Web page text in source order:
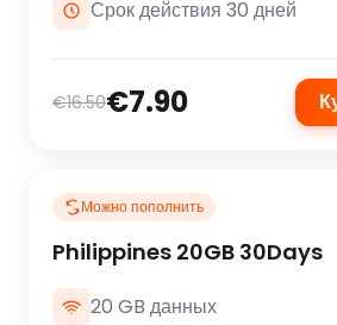
Срок действия 30 дней
€16.50€7.90
Можно пополнить
Philippines 20GB 30Days
20 GB данных